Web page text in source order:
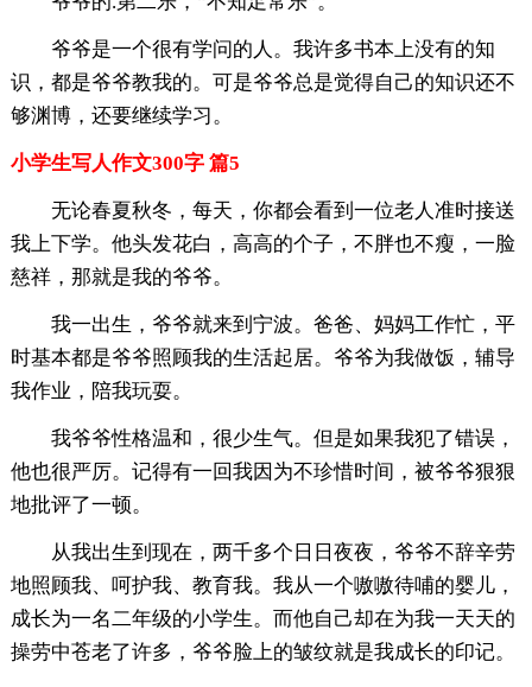
爷爷是一个很有学问的人。我许多书本上没有的知
识，都是爷爷教我的。可是爷爷总是觉得自己的知识还不
够渊博，还要继续学习。
小学生写人作文300字 篇5
无论春夏秋冬，每天，你都会看到一位老人准时接送
我上下学。他头发花白，高高的个子，不胖也不瘦，一脸
慈祥，那就是我的爷爷。
我一出生，爷爷就来到宁波。爸爸、妈妈工作忙，平
时基本都是爷爷照顾我的生活起居。爷爷为我做饭，辅导
我作业，陪我玩耍。
我爷爷性格温和，很少生气。但是如果我犯了错误，
他也很严厉。记得有一回我因为不珍惜时间，被爷爷狠狠
地批评了一顿。
从我出生到现在，两千多个日日夜夜，爷爷不辞辛劳
地照顾我、呵护我、教育我。我从一个嗷嗷待哺的婴儿，
成长为一名二年级的小学生。而他自己却在为我一天天的
操劳中苍老了许多，爷爷脸上的皱纹就是我成长的印记。